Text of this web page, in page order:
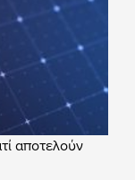
αποτελούν